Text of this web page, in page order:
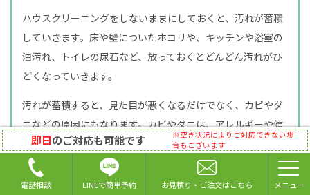
ハウスクリーニングをしないままにしておくと、汚れが蓄積
していきます。床や壁についたホコリや、キッチンや浴室の
油汚れ、トイレの尿石など、放っておくとどんどん汚れがひ
どくなっていきます。
汚れが蓄積すると、見た目が悪くなるだけでなく、カビやダ
ニなどの原因にもなります。カビやダニは、アレルギーや健
康被害を引き起こす可能性があるため、注意が必要です。
即日のご対応も可能です
※空き状況によりご対応できない場
合もございます
電話相談 LINEで簡単予約 お見積り・ご注文はこちら